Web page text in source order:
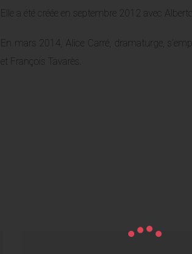
Elle a été créée en septembre 2012 avec
En mars 2014, Alice Carré, dramaturge,
et François Tavarès.